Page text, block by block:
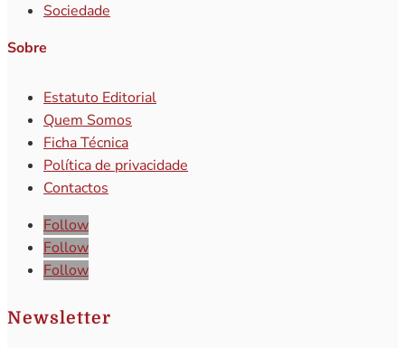
Sociedade
Sobre
Estatuto Editorial
Quem Somos
Ficha Técnica
Política de privacidade
Contactos
Follow
Follow
Follow
Newsletter